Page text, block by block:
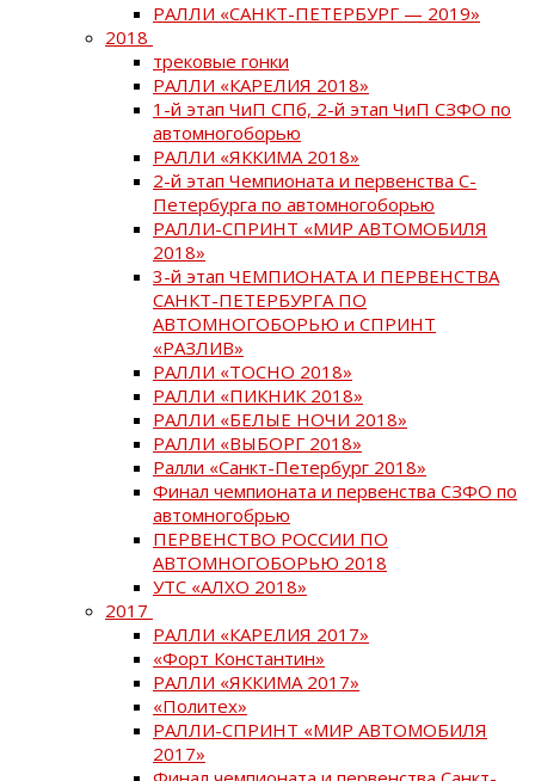
РАЛЛИ «САНКТ-ПЕТЕРБУРГ — 2019»
2018
трековые гонки
РАЛЛИ «КАРЕЛИЯ 2018»
1-й этап ЧиП СПб, 2-й этап ЧиП СЗФО по
автомногоборью
РАЛЛИ «ЯККИМА 2018»
2-й этап Чемпионата и первенства С-
Петербурга по автомногоборью
РАЛЛИ-СПРИНТ «МИР АВТОМОБИЛЯ
2018»
3-й этап ЧЕМПИОНАТА И ПЕРВЕНСТВА
САНКТ-ПЕТЕРБУРГА ПО
АВТОМНОГОБОРЬЮ и СПРИНТ
«РАЗЛИВ»
РАЛЛИ «ТОСНО 2018»
РАЛЛИ «ПИКНИК 2018»
РАЛЛИ «БЕЛЫЕ НОЧИ 2018»
РАЛЛИ «ВЫБОРГ 2018»
Ралли «Санкт-Петербург 2018»
Финал чемпионата и первенства СЗФО по
автомногобрью
ПЕРВЕНСТВО РОССИИ ПО
АВТОМНОГОБОРЬЮ 2018
УТС «АЛХО 2018»
2017
РАЛЛИ «КАРЕЛИЯ 2017»
«Форт Константин»
РАЛЛИ «ЯККИМА 2017»
«Политех»
РАЛЛИ-СПРИНТ «МИР АВТОМОБИЛЯ
2017»